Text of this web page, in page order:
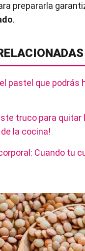
prepararla
.
pastel que podrás
truco para quitar
la cocina!
Cuando tu